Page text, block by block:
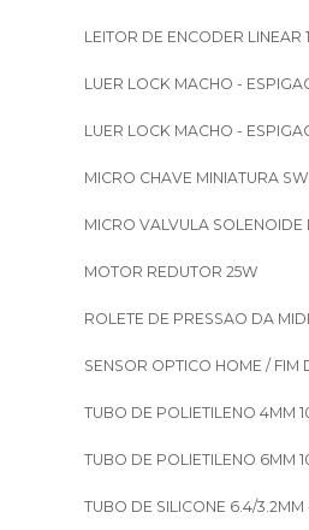
LEITOR DE ENCODER
LUER LOCK MACHO -
LUER LOCK MACHO -
MICRO CHAVE MINIATURA
MICRO VALVULA SOLENOIDE
MOTOR REDUTOR 25W
ROLETE DE PRESSAO DA
SENSOR OPTICO HOME / FIM
TUBO DE POLIETILENO 4MM
TUBO DE POLIETILENO 6MM
TUBO DE SILICONE 6.4/3.2MM